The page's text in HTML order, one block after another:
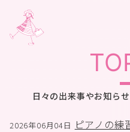
日々の出来事やお知ら
2026年06月04日 ピアノの練